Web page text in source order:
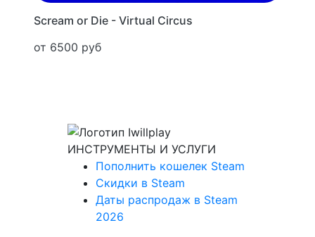
Scream or Die - Virtual Circus
от 6500 руб
ИНСТРУМЕНТЫ И УСЛУГИ
Пополнить кошелек Steam
Скидки в Steam
Даты распродаж в Steam
2026